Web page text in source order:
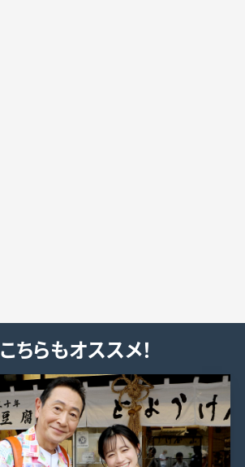
こちらもオススメ！